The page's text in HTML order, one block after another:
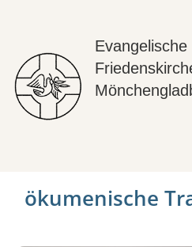
Evangelische
ökumenische